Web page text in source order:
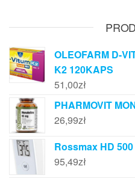
OLEOFARM D-
K2 120KAPS
51,00zł
PHARMOVIT
26,99zł
Rossmax HD 500
95,49zł